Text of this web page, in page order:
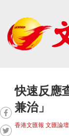
快速反應
兼治」
香港文匯報 文匯論壇